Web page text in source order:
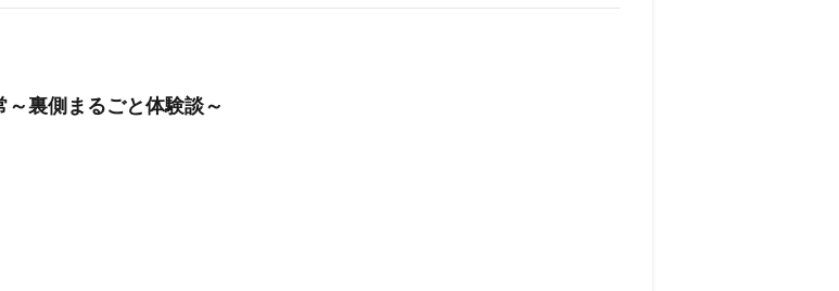
裏側まるごと体験談～